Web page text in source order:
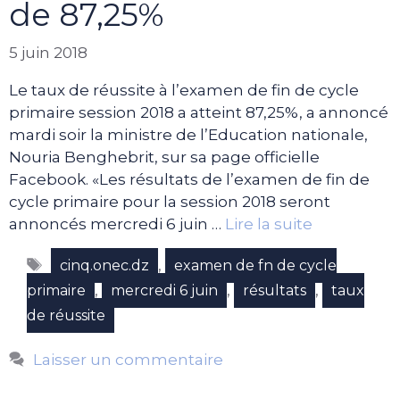
de 87,25%
5 juin 2018
Le taux de réussite à l’examen de fin de cycle
primaire session 2018 a atteint 87,25%, a annoncé
mardi soir la ministre de l’Education nationale,
Nouria Benghebrit, sur sa page officielle
Facebook. «Les résultats de l’examen de fin de
cycle primaire pour la session 2018 seront
annoncés mercredi 6 juin … Lire la suite
Étiquettes
cinq.onec.dz ,
examen de fn de cycle
primaire
, mercredi 6 juin , résultats ,
taux
de réussite
Laisser un commentaire